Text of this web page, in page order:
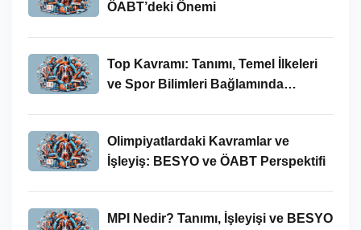
ÖABT’deki Önemi
Top Kavramı: Tanımı, Temel İlkeleri
ve Spor Bilimleri Bağlamında
Olimpiyatlardaki Kavramlar ve
İşleyiş: BESYO ve ÖABT Perspektifi
MPI Nedir? Tanımı, İşleyişi ve BESYO